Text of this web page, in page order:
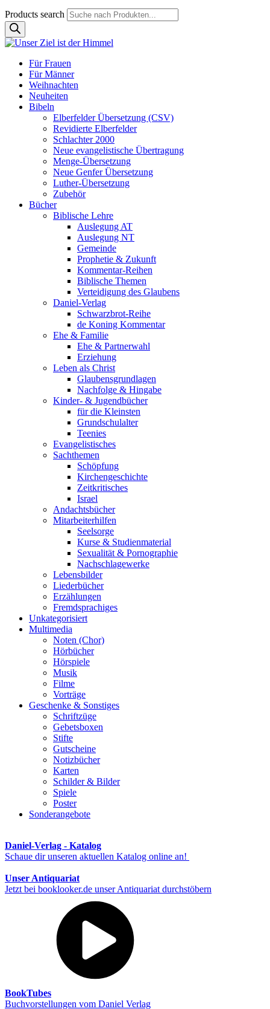
Products search
Für Frauen
Für Männer
Weihnachten
Neuheiten
Bibeln
Elberfelder Übersetzung (CSV)
Revidierte Elberfelder
Schlachter 2000
Neue evangelistische Übertragung
Menge-Übersetzung
Neue Genfer Übersetzung
Luther-Übersetzung
Zubehör
Bücher
Biblische Lehre
Auslegung AT
Auslegung NT
Gemeinde
Prophetie & Zukunft
Kommentar-Reihen
Biblische Themen
Verteidigung des Glaubens
Daniel-Verlag
Schwarzbrot-Reihe
de Koning Kommentar
Ehe & Familie
Ehe & Partnerwahl
Erziehung
Leben als Christ
Glaubensgrundlagen
Nachfolge & Hingabe
Kinder- & Jugendbücher
für die Kleinsten
Grundschulalter
Teenies
Evangelistisches
Sachthemen
Schöpfung
Kirchengeschichte
Zeitkritisches
Israel
Andachtsbücher
Mitarbeiterhilfen
Seelsorge
Kurse & Studienmaterial
Sexualität & Pornographie
Nachschlagewerke
Lebensbilder
Liederbücher
Erzählungen
Fremdsprachiges
Unkategorisiert
Multimedia
Noten (Chor)
Hörbücher
Hörspiele
Musik
Filme
Vorträge
Geschenke & Sonstiges
Schriftzüge
Gebetsboxen
Stifte
Gutscheine
Notizbücher
Karten
Schilder & Bilder
Spiele
Poster
Sonderangebote
Daniel-Verlag - Katalog
Schaue dir unseren aktuellen Katalog online an!
Unser Antiquariat
Jetzt bei booklooker.de unser Antiquariat durchstöbern
BookTubes
Buchvorstellungen vom Daniel Verlag